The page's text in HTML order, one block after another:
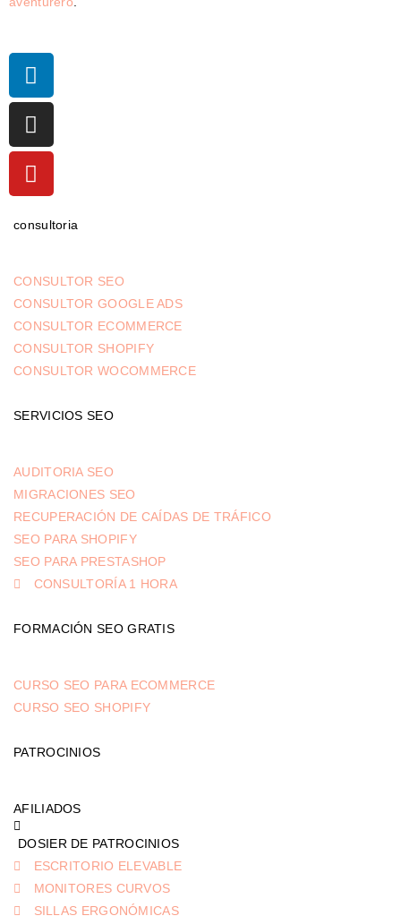
consultoria
CONSULTOR SEO
CONSULTOR GOOGLE ADS
CONSULTOR ECOMMERCE
CONSULTOR SHOPIFY
CONSULTOR WOCOMMERCE
SERVICIOS SEO
AUDITORIA SEO
MIGRACIONES SEO
RECUPERACIÓN DE CAÍDAS DE TRÁFICO
SEO PARA SHOPIFY
SEO PARA PRESTASHOP
CONSULTORÍA 1 HORA
FORMACIÓN SEO GRATIS
CURSO SEO PARA ECOMMERCE
CURSO SEO SHOPIFY
PATROCINIOS
AFILIADOS
DOSIER DE PATROCINIOS
ESCRITORIO ELEVABLE
MONITORES CURVOS
SILLAS ERGONÓMICAS